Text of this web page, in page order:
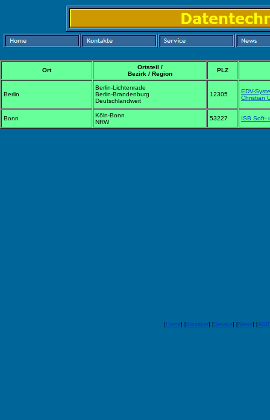
Ort
Ortsteil /
Bezirk / Region
PLZ
Berlin
Berlin-Lichtenrade
Berlin-Brandenburg
Deutschlandweit
12305
EDV-
Christian
Bonn
Köln-Bonn
NRW
53227 ISB Soft-
[Home] [Kontakte] [Service] [News] [AGB